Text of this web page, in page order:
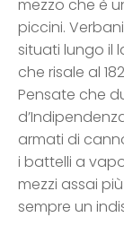
mezzo che è
piccini.
situati lungo il
che risale al
Pensate che
armati di
i battelli a
mezzi assai
sempre un